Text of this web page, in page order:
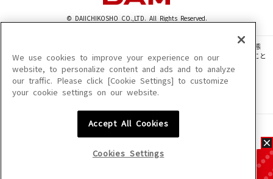
© DAIICHIKOSHO CO.,LTD. All Rights Reserved.
このサイトに掲載されている一切の文章・画像・写真・動画・音声等を、手段や形態
を問わず、著作権法の定める範囲を超えて無断で複製、転載、ファイル化などすること
を禁じます。
楽曲及びコンテンツは、機種によりご利用いただけない場合があります。
楽曲及びコンテンツの配信日、配信内容が変更になる場合があります。
We use cookies to improve your experience on our
website, to personalize content and ads and to analyze
our traffic. Please click [Cookie Settings] to customize
your cookie settings on our website.
Accept All Cookies
Cookies Settings